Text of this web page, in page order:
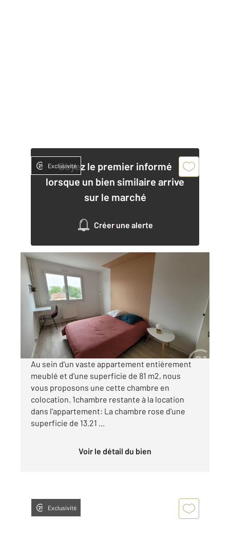
Soyez le premier informé
lorsque un bien similaire arrive
sur le marché
Créer une alerte
Exclusivité
COMPIEGNE 60
81,09 m2, 4 pièces
Ref : 18237
Appartement Chambre à louer
410 €
par mois charges comprises
Au sein d'un vaste appartement entièrement
meublé et d'une superficie de 81 m2, nous
vous proposons une cette chambre en
colocation. 1chambre restante à la location
dans l'appartement: La chambre rose d'une
superficie de 13.21 ...
Voir le détail du bien
Exclusivité